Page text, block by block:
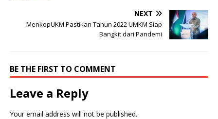
NEXT
MenkopUKM Pastikan Tahun 2022 UMKM Siap
Bangkit dari Pandemi
BE THE FIRST TO COMMENT
Leave a Reply
Your email address will not be published.